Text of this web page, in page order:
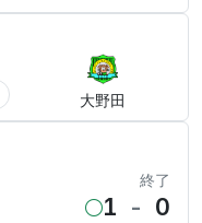
大野田
終了
1 - 0